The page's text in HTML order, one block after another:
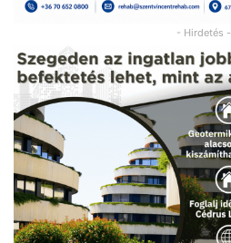
- Hirdetés -